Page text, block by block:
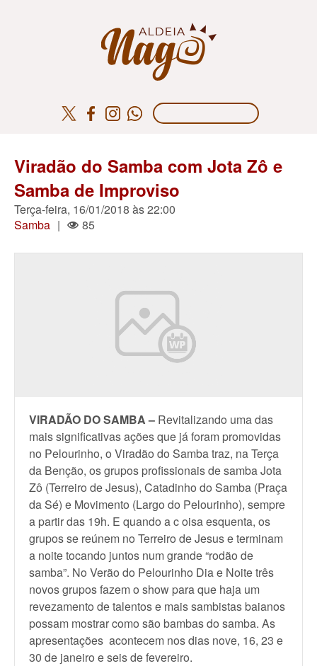
Viradão do Samba com Jota Zô e
Samba de Improviso
Terça-feira, 16/01/2018 às 22:00
Samba | 85
VIRADÃO DO SAMBA – Revitalizando uma das
mais significativas ações que já foram promovidas
no Pelourinho, o Viradão do Samba traz, na Terça
da Benção, os grupos profissionais de samba Jota
Zô (Terreiro de Jesus), Catadinho do Samba (Praça
da Sé) e Movimento (Largo do Pelourinho), sempre
a partir das 19h. E quando a c oisa esquenta, os
grupos se reúnem no Terreiro de Jesus e terminam
a noite tocando juntos num grande “rodão de
samba”. No Verão do Pelourinho Dia e Noite três
novos grupos fazem o show para que haja um
revezamento de talentos e mais sambistas baianos
possam mostrar como são bambas do samba. As
apresentações acontecem nos dias nove, 16, 23 e
30 de janeiro e seis de fevereiro.